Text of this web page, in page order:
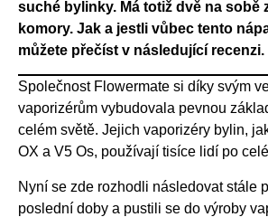
suché bylinky. Má totiž dvě na sobě
komory. Jak a jestli vůbec tento
můžete přečíst v následující recenzi.
Společnost Flowermate si díky svým
vaporizérům vybudovala pevnou
celém světě. Jejich vaporizéry bylin,
OX a V5 Os, používají tisíce lidí po
Nyní se zde rozhodli následovat stále
poslední doby a pustili se do výroby